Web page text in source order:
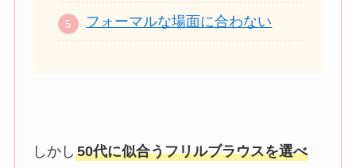
フォーマルな場面に合わない
しかし50代に似合うフリルブラウスを選べ